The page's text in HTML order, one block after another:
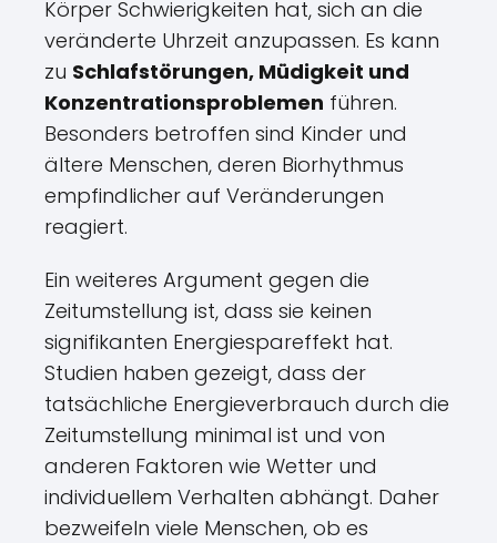
Körper Schwierigkeiten hat, sich an die
veränderte Uhrzeit anzupassen. Es kann
zu Schlafstörungen, Müdigkeit und
Konzentrationsproblemen führen.
Besonders betroffen sind Kinder und
ältere Menschen, deren Biorhythmus
empfindlicher auf Veränderungen
reagiert.
Ein weiteres Argument gegen die
Zeitumstellung ist, dass sie keinen
signifikanten Energiespareffekt hat.
Studien haben gezeigt, dass der
tatsächliche Energieverbrauch durch die
Zeitumstellung minimal ist und von
anderen Faktoren wie Wetter und
individuellem Verhalten abhängt. Daher
bezweifeln viele Menschen, ob es